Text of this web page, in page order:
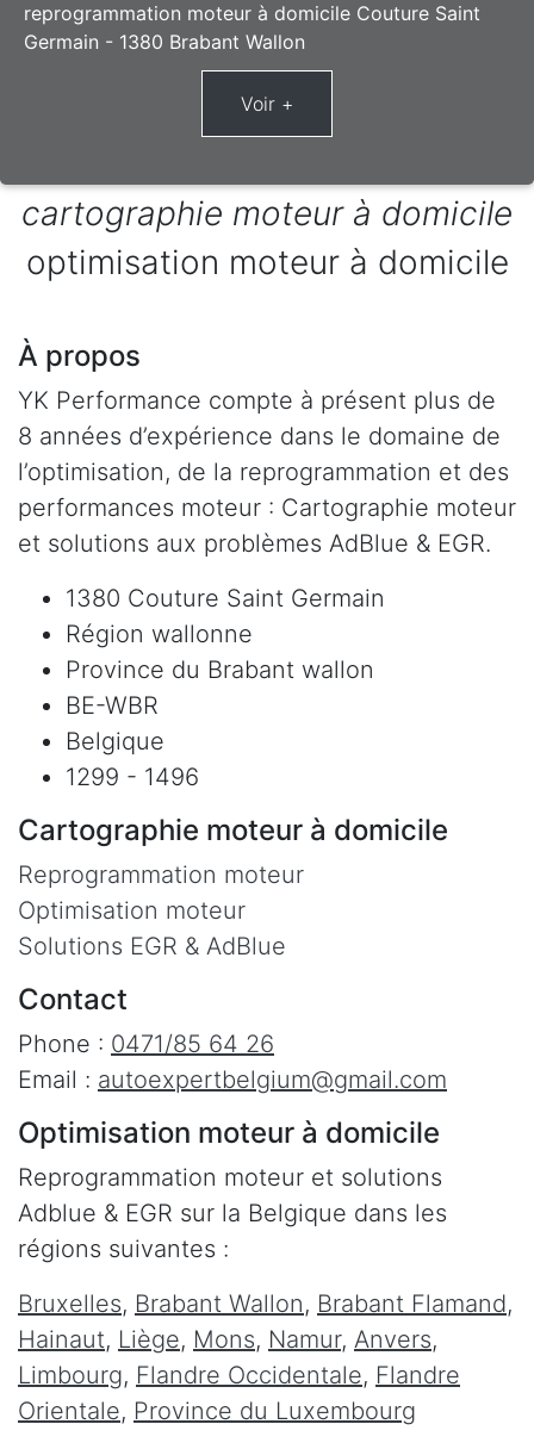
reprogrammation moteur à domicile Couture Saint
Germain - 1380 Brabant Wallon
cartographie moteur à domicile
optimisation moteur à domicile
À propos
YK Performance compte à présent plus de
8 années d’expérience dans le domaine de
l’optimisation, de la reprogrammation et des
performances moteur : Cartographie moteur
et solutions aux problèmes AdBlue & EGR.
1380 Couture Saint Germain
Région wallonne
Province du Brabant wallon
BE-WBR
Belgique
1299 - 1496
Cartographie moteur à domicile
Reprogrammation moteur
Optimisation moteur
Solutions EGR & AdBlue
Contact
Phone : 0471/85 64 26
Email : autoexpertbelgium@gmail.com
Optimisation moteur à domicile
Reprogrammation moteur et solutions
Adblue & EGR sur la Belgique dans les
régions suivantes :
Bruxelles, Brabant Wallon, Brabant Flamand,
Hainaut, Liège, Mons, Namur, Anvers,
Limbourg, Flandre Occidentale, Flandre
Orientale, Province du Luxembourg